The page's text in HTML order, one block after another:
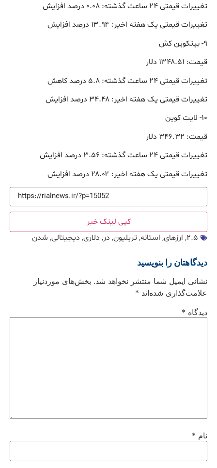
تغییرات قیمتی ۲۴ ساعت گذشته: ۰.۰۸ درصد افزایش
تغییرات قیمتی یک هفته اخیر: ۱۳.۹۴ درصد افزایش
۹- بیتکوین کش
قیمت: ۱۳۴۸.۵۱ دلار
تغییرات قیمتی ۲۴ ساعت گذشته: ۵.۸ درصد کاهش
تغییرات قیمتی یک هفته اخیر: ۳۴.۴۸ درصد افزایش
۱۰- لایت کوین
قیمت: ۳۴۶.۳۲ دلار
تغییرات قیمتی ۲۴ ساعت گذشته: ۳.۵۶ درصد افزایش
تغییرات قیمتی یک هفته اخیر: ۲۸.۰۲ درصد افزایش
کپی لینک خبر
۲.۵, ارزهای, استانه, تریلیون, در, دلاری, دیجیتالی, شدن
دیدگاهتان را بنویسید
نشانی ایمیل شما منتشر نخواهد شد. بخش‌های موردنیاز
علامت‌گذاری شده‌اند *
دیدگاه *
نام *